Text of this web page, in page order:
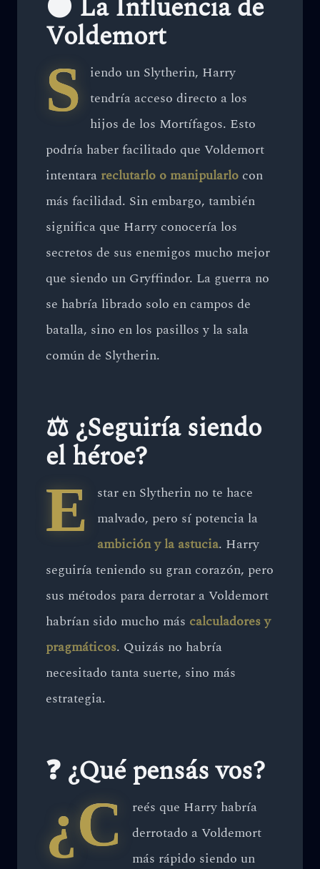
🌑 La Influencia de
Voldemort
S
iendo un Slytherin, Harry
tendría acceso directo a los
hijos de los Mortífagos. Esto
podría haber facilitado que Voldemort
intentara reclutarlo o manipularlo con
más facilidad. Sin embargo, también
significa que Harry conocería los
secretos de sus enemigos mucho mejor
que siendo un Gryffindor. La guerra no
se habría librado solo en campos de
batalla, sino en los pasillos y la sala
común de Slytherin.
⚖️ ¿Seguiría siendo
el héroe?
E
star en Slytherin no te hace
malvado, pero sí potencia la
ambición y la astucia. Harry
seguiría teniendo su gran corazón, pero
sus métodos para derrotar a Voldemort
habrían sido mucho más calculadores y
pragmáticos. Quizás no habría
necesitado tanta suerte, sino más
estrategia.
❓ ¿Qué pensás vos?
¿C
reés que Harry habría
derrotado a Voldemort
más rápido siendo un